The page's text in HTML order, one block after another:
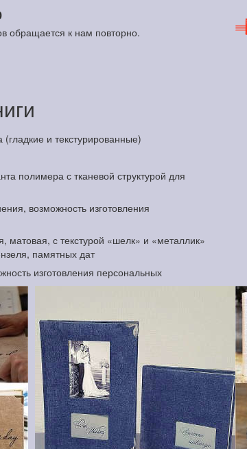
обращается к нам повторно.
(гладкие и текстурированные)
полимера с тканевой структурой для
возможность изготовления
матовая, с текстурой «шелк» и «металлик»
памятных дат
изготовления персональных